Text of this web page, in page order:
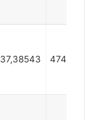
474039